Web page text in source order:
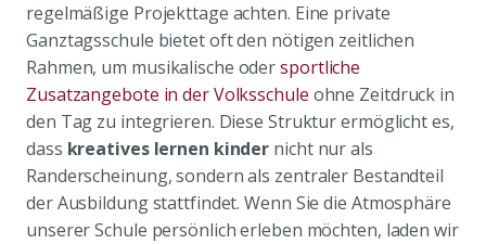
regelmäßige Projekttage achten. Eine private
Ganztagsschule bietet oft den nötigen zeitlichen
Rahmen, um musikalische odersportliche
Zusatzangebote in der Volksschule ohne Zeitdruck in
den Tag zu integrieren. Diese Struktur ermöglicht es,
dass kreatives lernen kinder nicht nur als
Randerscheinung, sondern als zentraler Bestandteil
der Ausbildung stattfindet. Wenn Sie die Atmosphäre
unserer Schule persönlich erleben möchten, laden wir